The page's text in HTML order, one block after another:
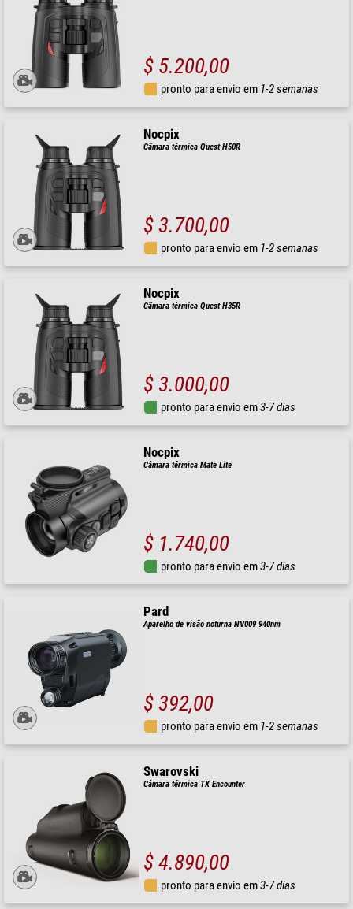
$ 5.200,00
pronto para envio em 1-2 semanas
Nocpix
Câmara térmica Quest H50R
$ 3.700,00
pronto para envio em 1-2 semanas
Nocpix
Câmara térmica Quest H35R
$ 3.000,00
pronto para envio em3-7 dias
Nocpix
Câmara térmica Mate Lite
$ 1.740,00
pronto para envio em3-7 dias
Pard
Aparelho de visão noturna NV009 940nm
$ 392,00
pronto para envio em 1-2 semanas
Swarovski
Câmara térmica TX Encounter
$ 4.890,00
pronto para envio em3-7 dias